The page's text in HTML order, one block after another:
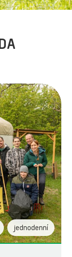
jednodenní